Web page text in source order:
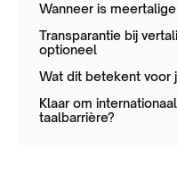
Wanneer is
Transparantie bij
optioneel
Wat dit betekent voor
Klaar om
taalbarrière?